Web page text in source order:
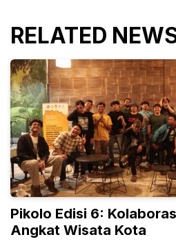
RELATED
Pikolo Edisi 6:
Angkat Wisata Kota